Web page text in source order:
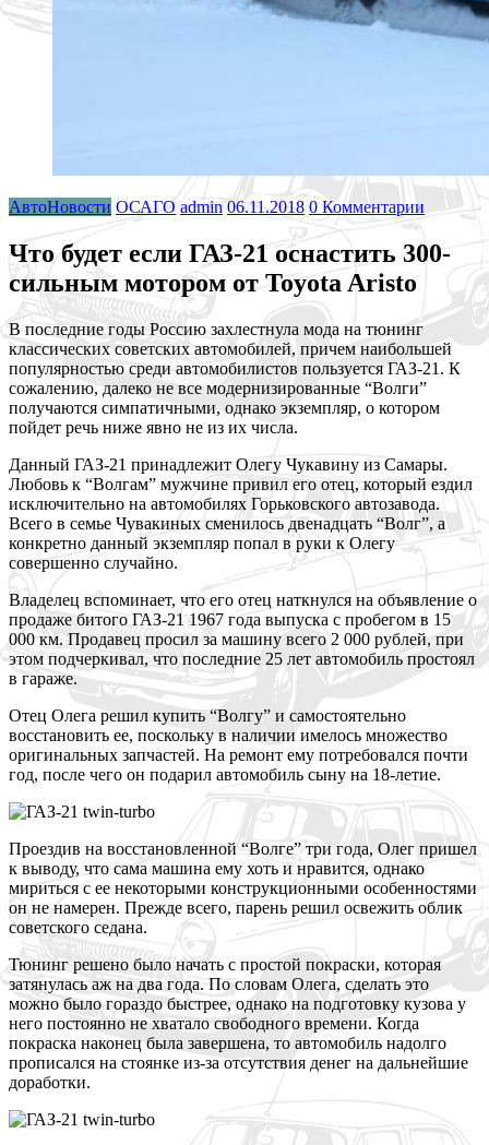
АвтоНовости ОСАГО admin 06.11.2018 0 Комментарии
Что будет если ГАЗ-21 оснастить 300-
сильным мотором от Toyota Aristo
В последние годы Россию захлестнула мода на тюнинг
классических советских автомобилей, причем наибольшей
популярностью среди автомобилистов пользуется ГАЗ-21. К
сожалению, далеко не все модернизированные “Волги”
получаются симпатичными, однако экземпляр, о котором
пойдет речь ниже явно не из их числа.
Данный ГАЗ-21 принадлежит Олегу Чукавину из Самары.
Любовь к “Волгам” мужчине привил его отец, который ездил
исключительно на автомобилях Горьковского автозавода.
Всего в семье Чувакиных сменилось двенадцать “Волг”, а
конкретно данный экземпляр попал в руки к Олегу
совершенно случайно.
Владелец вспоминает, что его отец наткнулся на объявление о
продаже битого ГАЗ-21 1967 года выпуска с пробегом в 15
000 км. Продавец просил за машину всего 2 000 рублей, при
этом подчеркивал, что последние 25 лет автомобиль простоял
в гараже.
Отец Олега решил купить “Волгу” и самостоятельно
восстановить ее, поскольку в наличии имелось множество
оригинальных запчастей. На ремонт ему потребовался почти
год, после чего он подарил автомобиль сыну на 18-летие.
Проездив на восстановленной “Волге” три года, Олег пришел
к выводу, что сама машина ему хоть и нравится, однако
мириться с ее некоторыми конструкционными особенностями
он не намерен. Прежде всего, парень решил освежить облик
советского седана.
Тюнинг решено было начать с простой покраски, которая
затянулась аж на два года. По словам Олега, сделать это
можно было гораздо быстрее, однако на подготовку кузова у
него постоянно не хватало свободного времени. Когда
покраска наконец была завершена, то автомобиль надолго
прописался на стоянке из-за отсутствия денег на дальнейшие
доработки.